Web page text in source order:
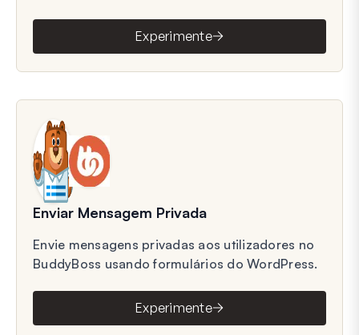
Experimente
Enviar Mensagem Privada
Envie mensagens privadas aos utilizadores no
BuddyBoss usando formulários do WordPress.
Experimente